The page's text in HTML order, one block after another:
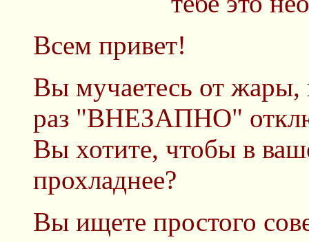
Всем привет!
Вы мучаетесь от жары,
раз "ВНЕЗАПНО"
Вы хотите, чтобы в
прохладнее?
Вы ищете простого